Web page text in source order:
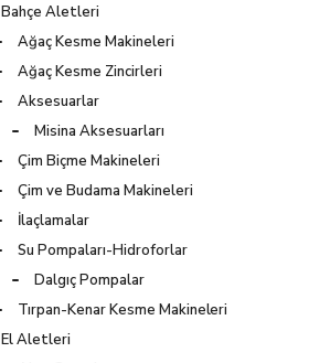
Bahçe Aletleri
Ağaç Kesme Makineleri
Ağaç Kesme Zincirleri
Aksesuarlar
Misina Aksesuarları
Çim Biçme Makineleri
Çim ve Budama Makineleri
İlaçlamalar
Su Pompaları-Hidroforlar
Dalgıç Pompalar
Tırpan-Kenar Kesme Makineleri
El Aletleri